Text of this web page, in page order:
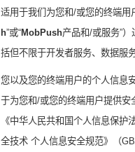
适用于我们为您和/或您的终端用
h”或“MobPush产品和/或服务”
括但不限于开发者服务、数据服
您以及您的终端用户的个人信息
于为您和/或您的终端用户提供安
《中华人民共和国个人信息保
全技术 个人信息安全规范》（